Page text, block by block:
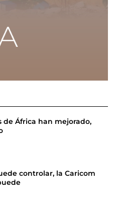
de África han mejorado,
controlar, la Caricom